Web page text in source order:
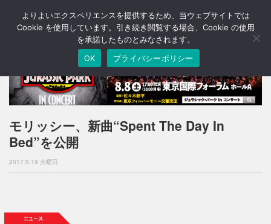
T
o
n
a
v
o
モリッシー、新曲“Spent The Day In
Bed”を公開
2017.9.19 火曜日
よりよいエクスペリエンスを提供するため、当ウェブサイトでは
Cookie を使用しています。引き続き閲覧する場合、Cookie の使用
を承諾したものとみなされます。
OK
プライバシーポリシー